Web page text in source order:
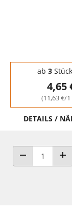
Staffelpreise -
ab 3Stück
4,65
(11,63 €/1
DETAILS /
ANZAHL